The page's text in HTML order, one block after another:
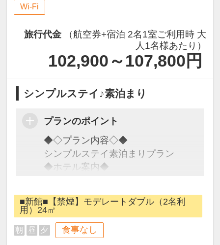
Wi-Fi
旅行代金
（航空券+宿泊 2名1室ご利用時 大
人1名様あたり）
102,900～107,800 円
シンプルステイ♪素泊まり
プランのポイント
◆◇プラン内容◇◆
シンプルステイ素泊まりプラン
◆ホテル案内◆
チェックアウト 11：00
2F フロント・会議室
1F 朝食会場「サルヴァトーレ・
クオモ＆バール」「吉長」
■新館■【禁煙】モデレートダブル（2名利
用）24㎡
朝 昼 夕 食事なし